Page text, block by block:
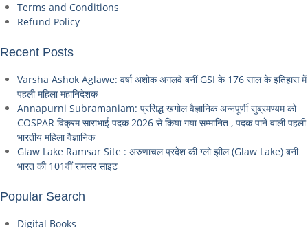
Terms and Conditions
Refund Policy
Recent Posts
Varsha Ashok Aglawe: वर्षा अशोक अगलवे बनीं GSI के 176 साल के इतिहास में
पहली महिला महानिदेशक
Annapurni Subramaniam: प्रसिद्ध खगोल वैज्ञानिक अन्नपूर्णी सुब्रमण्यम को
COSPAR विक्रम साराभाई पदक 2026 से किया गया सम्मानित , पदक पाने वाली पहली
भारतीय महिला वैज्ञानिक
Glaw Lake Ramsar Site : अरुणाचल प्रदेश की ग्लो झील (Glaw Lake) बनी
भारत की 101वीं रामसर साइट
Popular Search
Digital Books